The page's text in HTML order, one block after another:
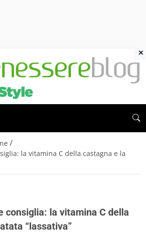
/
la vitamina C della castagna e la
consiglia: la vitamina C della
“lassativa”
×